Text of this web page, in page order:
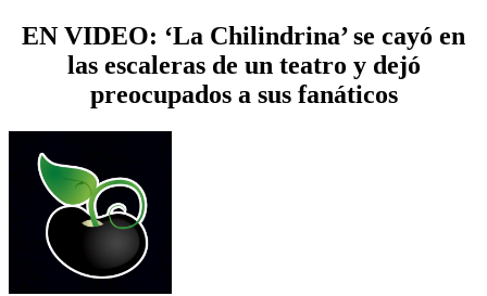
EN VIDEO: ‘La Chilindrina’ se cayó en
las escaleras de un teatro y dejó
preocupados a sus fanáticos